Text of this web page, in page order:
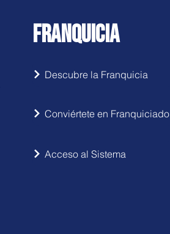
FRANQUICIA
Descubre la Franquicia
Conviértete en Franquiciado
Acceso al Sistema